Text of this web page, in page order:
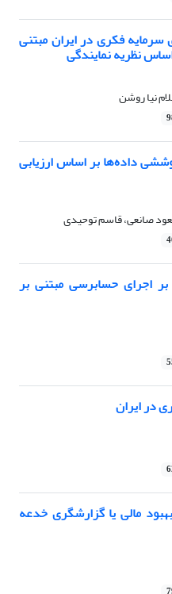
سرمایه فکری در ایران مبتنی
نظریه نمایندگی
نیا روشن
داده‌ها بر اساس ارزیابی
صانعی، قاسم توحیدی
اجرای حسابرسی مبتنی بر
در ایران
مالی یا گزارشگری خدعه